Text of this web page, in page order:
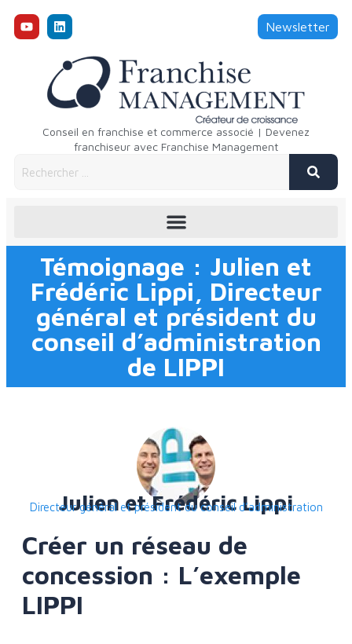
Newsletter
Conseil en franchise et commerce associé | Devenez
franchiseur avec Franchise Management
Témoignage : Julien et
Frédéric Lippi, Directeur
général et président du
conseil d’administration
de LIPPI
Julien et Frédéric Lippi
Directeur général et président du conseil d’administration
Créer un réseau de
concession : L’exemple
LIPPI